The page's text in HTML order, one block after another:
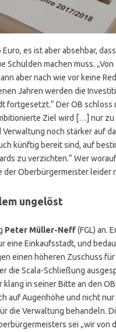
es ist aber absehbar,
Schulden machen muss. „Von
aber nach wie vor keine
Jahren werden die
fortgesetzt.“ Der OB schloss
Ziel wird […] nur zu
Verwaltung noch stärker auf
künftig bereit sind, auf
zu verzichten.“ Wer
der Oberbürgermeister leider
ungelöst
Peter Müller-Neff(FGL) an.
eine Einkaufsstadt, und
einen höheren Zuschuss für
die Scala-Schließung
in seiner Bitte an den
auf Augenhöhe und nicht nur
die Verwaltung behandeln.
sei „wir von